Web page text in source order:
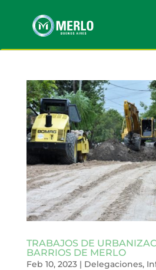
TRABAJOS DE
BARRIOS DE MERLO
Feb 10, 2023| Delegaciones,